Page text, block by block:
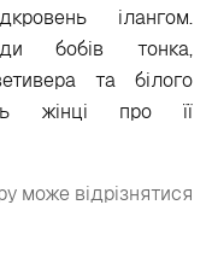
ілангом.
бобів тонка,
та білого
жінці про її
може відрізнятися